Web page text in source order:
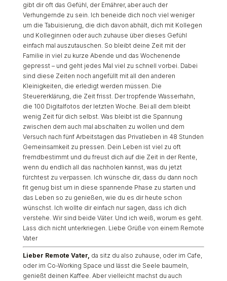
gibt dir oft das Gefühl, der Ernährer, aber auch der
Verhungernde zu sein. Ich beneide dich noch viel weniger
um die Tabuisierung, die dich davon abhält, dich mit Kollegen
und Kolleginnen oder auch zuhause über dieses Gefühl
einfach mal auszutauschen. So bleibt deine Zeit mit der
Familie in viel zu kurze Abende und das Wochenende
gepresst – und geht jedes Mal viel zu schnell vorbei. Dabei
sind diese Zeiten noch angefüllt mit all den anderen
Kleinigkeiten, die erledigt werden müssen. Die
Steuererklärung, die Zeit frisst. Der tropfende Wasserhahn,
die 100 Digitalfotos der letzten Woche. Bei all dem bleibt
wenig Zeit für dich selbst. Was bleibt ist die Spannung
zwischen dem auch mal abschalten zu wollen und dem
Versuch nach fünf Arbeitstagen das Privatleben in 48 Stunden
Gemeinsamkeit zu pressen. Dein Leben ist viel zu oft
fremdbestimmt und du freust dich auf die Zeit in der Rente,
wenn du endlich all das nachholen kannst, was du jetzt
fürchtest zu verpassen. Ich wünsche dir, dass du dann noch
fit genug bist um in diese spannende Phase zu starten und
das Leben so zu genießen, wie du es dir heute schon
wünschst. Ich wollte dir einfach nur sagen, dass ich dich
verstehe. Wir sind beide Väter. Und ich weiß, worum es geht.
Lass dich nicht unterkriegen. Liebe Grüße von einem Remote
Vater
Lieber Remote Vater, da sitz du also zuhause, oder im Cafe,
oder im Co-Working Space und lässt die Seele baumeln,
genießt deinen Kaffee. Aber vielleicht machst du auch